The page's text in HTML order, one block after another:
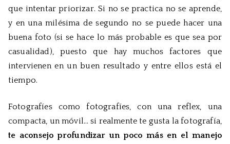
que intentar priorizar. Si no se practica no se aprende,
y en una milésima de segundo no se puede hacer una
buena foto (si se hace lo más probable es que sea por
casualidad), puesto que hay muchos factores que
intervienen en un buen resultado y entre ellos está el
tiempo.
Fotografíes como fotografíes, con una reflex, una
compacta, un móvil… si realmente te gusta la fotografía,
te aconsejo profundizar un poco más en el manejo